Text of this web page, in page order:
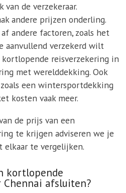
de verzekeraar.
andere prijzen onderling.
andere factoren, zoals het
aanvullend verzekerd wilt
reisverzekering in
met werelddekking. Ook
een wintersportdekking
kosten vaak meer.
de prijs van een
te krijgen adviseren we je
elkaar te vergelijken.
kortlopende
afsluiten?